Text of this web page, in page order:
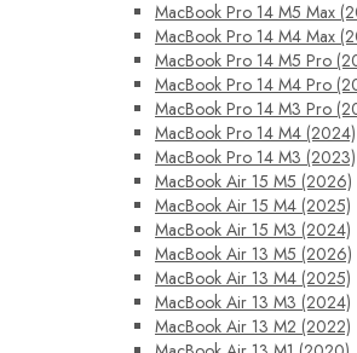
MacBook Pro 14 M5 Max
MacBook Pro 14 M4 Max
MacBook Pro 14 M5 Pro
MacBook Pro 14 M4 Pro
MacBook Pro 14 M3 Pro
MacBook Pro 14 M4 (2024)
MacBook Pro 14 M3 (2023)
MacBook Air 15 M5 (2026)
MacBook Air 15 M4 (2025)
MacBook Air 15 M3 (2024)
MacBook Air 13 M5 (2026)
MacBook Air 13 M4 (2025)
MacBook Air 13 M3 (2024)
MacBook Air 13 M2 (2022)